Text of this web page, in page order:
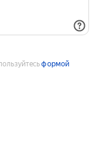
формой